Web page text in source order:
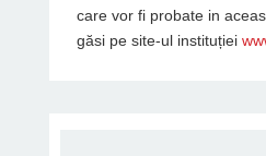
care vor fi probate in
găsi pe site-ul instituției